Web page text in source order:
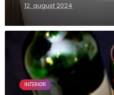
12. august 2024
INTERIØR